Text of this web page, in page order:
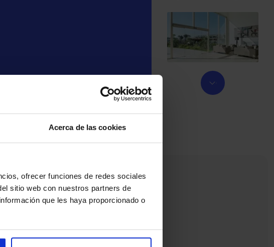
Acerca de las cookies
ofrecer funciones de redes sociales
sitio web con nuestros partners de
que les haya proporcionado o